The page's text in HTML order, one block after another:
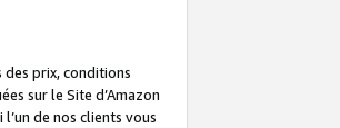
prix, conditions
sur le Site d’Amazon
de nos clients vous